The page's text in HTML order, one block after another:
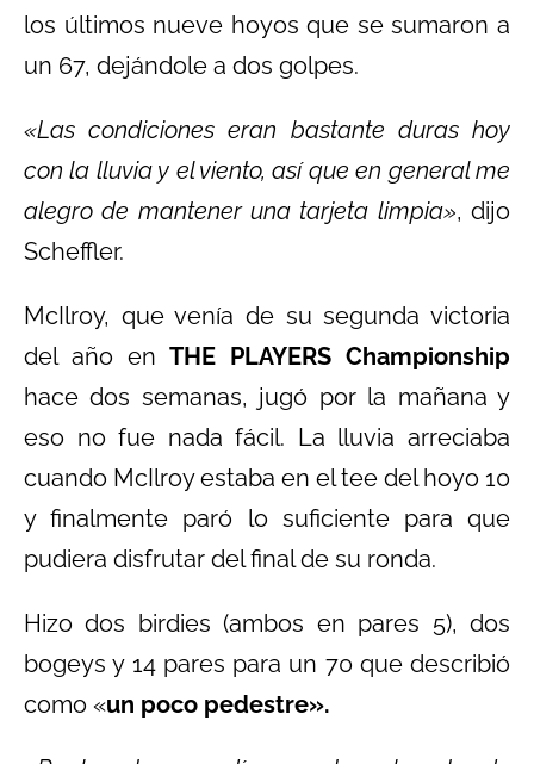
los últimos nueve hoyos que se sumaron a
un 67, dejándole a dos golpes.
«Las condiciones eran bastante duras hoy
con la lluvia y el viento, así que en general me
alegro de mantener una tarjeta limpia», dijo
Scheffler.
McIlroy, que venía de su segunda victoria
del año enTHE PLAYERS Championship
hace dos semanas, jugó por la mañana y
eso no fue nada fácil. La lluvia arreciaba
cuando McIlroy estaba en el tee del hoyo 10
y finalmente paró lo suficiente para que
pudiera disfrutar del final de su ronda.
Hizo dos birdies (ambos en pares 5), dos
bogeys y 14 pares para un 70 que describió
como «un poco pedestre».